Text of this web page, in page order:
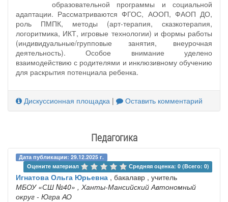
образовательной программы и социальной
адаптации. Рассматриваются ФГОС, АООП, ФАОП ДО,
роль ПМПК, методы (арт-терапия, сказкотерапия,
логоритмика, ИКТ, игровые технологии) и формы работы
(индивидуальные/групповые занятия, внеурочная
деятельность). Особое внимание уделено
взаимодействию с родителями и инклюзивному обучению
для раскрытия потенциала ребенка.
Дискуссионная площадка | Оставить комментарий
Педагогика
Дата публикации: 29.12.2025 г.
Оцените материал
Средняя оценка: 0 (Всего: 0)
Игнатова Ольга Юрьевна , бакалавр , учитель
МБОУ «СШ №40» , Ханты-Мансийский Автономный
округ - Югра АО